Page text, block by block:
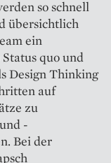
so schnell
übersichtlich
ein
quo und
Design Thinking
auf
zu
Bei der